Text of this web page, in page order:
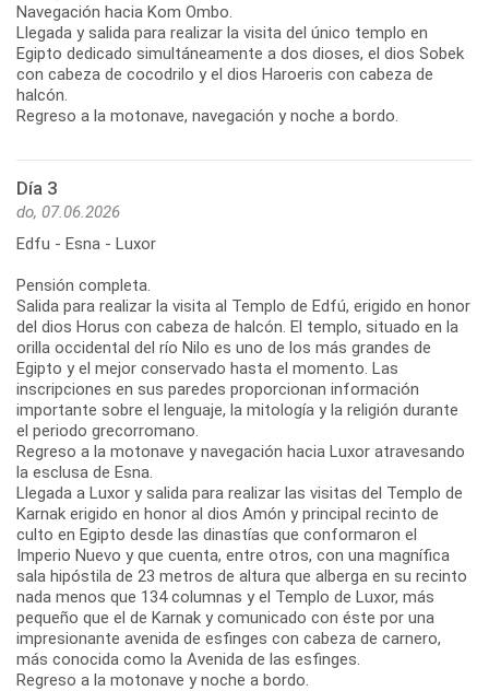
Navegación hacia Kom Ombo.
Llegada y salida para realizar la visita del único templo en
Egipto dedicado simultáneamente a dos dioses, el dios Sobek
con cabeza de cocodrilo y el dios Haroeris con cabeza de
halcón.
Regreso a la motonave, navegación y noche a bordo.
Día 3
do, 07.06.2026
Edfu - Esna - Luxor
Pensión completa.
Salida para realizar la visita al Templo de Edfú, erigido en honor
del dios Horus con cabeza de halcón. El templo, situado en la
orilla occidental del río Nilo es uno de los más grandes de
Egipto y el mejor conservado hasta el momento. Las
inscripciones en sus paredes proporcionan información
importante sobre el lenguaje, la mitología y la religión durante
el periodo grecorromano.
Regreso a la motonave y navegación hacia Luxor atravesando
la esclusa de Esna.
Llegada a Luxor y salida para realizar las visitas del Templo de
Karnak erigido en honor al dios Amón y principal recinto de
culto en Egipto desde las dinastías que conformaron el
Imperio Nuevo y que cuenta, entre otros, con una magnífica
sala hipóstila de 23 metros de altura que alberga en su recinto
nada menos que 134 columnas y el Templo de Luxor, más
pequeño que el de Karnak y comunicado con éste por una
impresionante avenida de esfinges con cabeza de carnero,
más conocida como la Avenida de las esfinges.
Regreso a la motonave y noche a bordo.